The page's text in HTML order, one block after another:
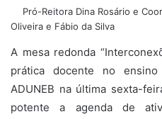
Pró-Reitora Dina Rosário e
Oliveira e Fábio da Silva
A mesa redonda
prática docente no ensino
ADUNEB na última sexta-
potente a agenda de